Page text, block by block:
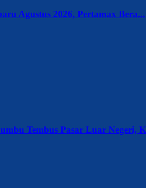
Agustus 2026, Pertamax Bera...
Tembus Pasar Luar Negeri,